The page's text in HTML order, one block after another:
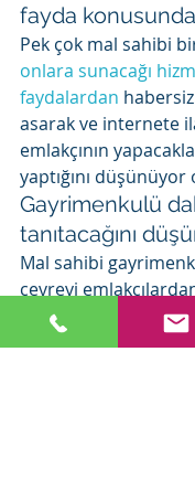
fayda
Pek çok mal sahibi
onlara sunacağı
faydalardan
asarak ve internete
emlakçının
yaptığını
Gayrimenkulü
tanıtacağını
Mal sahibi
çevreyi
tanıdığını ve gelecek
yapılacak tanıtımda